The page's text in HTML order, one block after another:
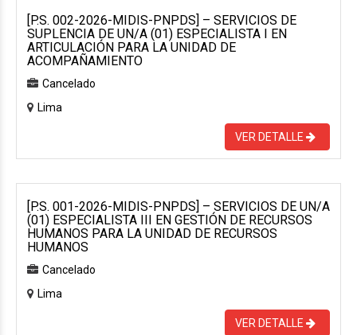
[P.S. 002-2026-MIDIS-PNPDS] – SERVICIOS DE
SUPLENCIA DE UN/A (01) ESPECIALISTA I EN
ARTICULACIÓN PARA LA UNIDAD DE
ACOMPAÑAMIENTO
Cancelado
Lima
VER DETALLE
[P.S. 001-2026-MIDIS-PNPDS] – SERVICIOS DE UN/A
(01) ESPECIALISTA III EN GESTIÓN DE RECURSOS
HUMANOS PARA LA UNIDAD DE RECURSOS
HUMANOS
Cancelado
Lima
VER DETALLE